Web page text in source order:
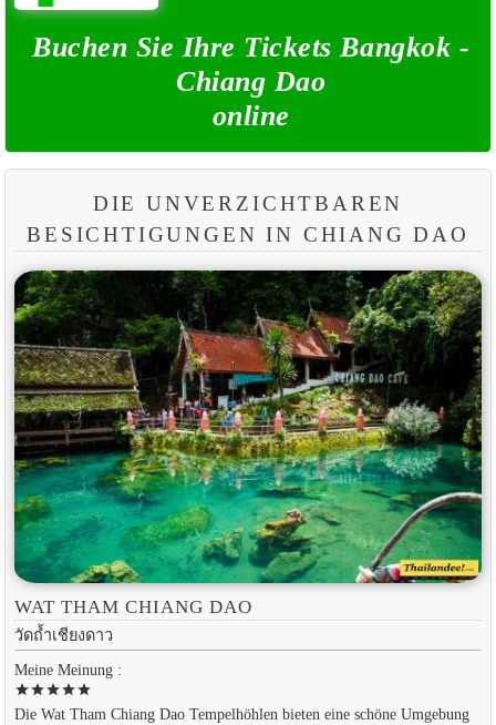
Buchen Sie Ihre Tickets Bangkok -
Chiang Dao
online
DIE UNVERZICHTBAREN
BESICHTIGUNGEN IN CHIANG DAO
WAT THAM CHIANG DAO
วัดถ้ำเชียงดาว
Meine Meinung :
starstarstarstarstar
Die Wat Tham Chiang Dao Tempelhöhlen bieten eine schöne Umgebung